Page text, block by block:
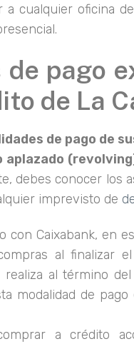
cualquier oficina
de pago
de La
de pago de
aplazado
debes conocer los
imprevisto de
con Caixabank, en
al finalizar
realiza al término
modalidad de
a crédito